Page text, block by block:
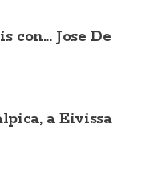
con... Jose De
a Eivissa